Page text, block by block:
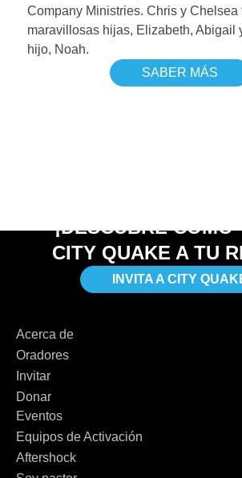
Company Ministries. Chris y Chelsea
maravillosas hijas, Elizabeth, Abigail
hijo, Noah.
SABER MÁS
¡DESCUBRE CÓMO
CITY QUAKE A TU
INVITA A CITY
Acerca de
Oradores
Invitar
Donar
Eventos
Equipos de Activación
Aftershock